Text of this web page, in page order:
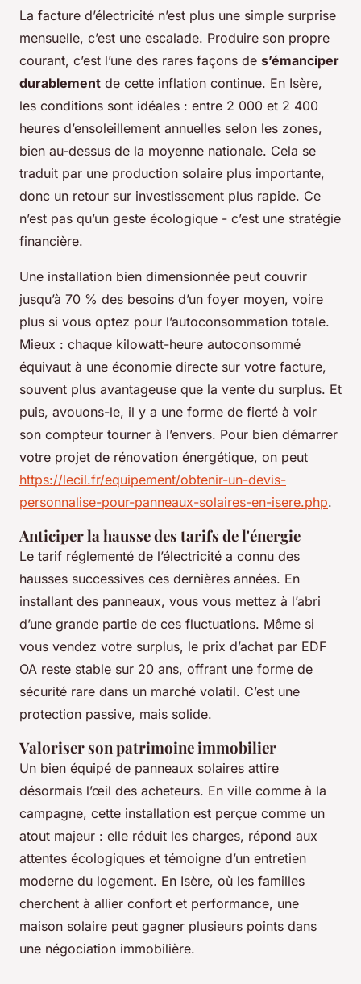
La facture d’électricité n’est plus une simple surprise
mensuelle, c’est une escalade. Produire son propre
courant, c’est l’une des rares façons de s’émanciper
durablement de cette inflation continue. En Isère,
les conditions sont idéales : entre 2 000 et 2 400
heures d’ensoleillement annuelles selon les zones,
bien au-dessus de la moyenne nationale. Cela se
traduit par une production solaire plus importante,
donc un retour sur investissement plus rapide. Ce
n’est pas qu’un geste écologique - c’est une stratégie
financière.
Une installation bien dimensionnée peut couvrir
jusqu’à 70 % des besoins d’un foyer moyen, voire
plus si vous optez pour l’autoconsommation totale.
Mieux : chaque kilowatt-heure autoconsommé
équivaut à une économie directe sur votre facture,
souvent plus avantageuse que la vente du surplus. Et
puis, avouons-le, il y a une forme de fierté à voir
son compteur tourner à l’envers. Pour bien démarrer
votre projet de rénovation énergétique, on peut
https://lecil.fr/equipement/obtenir-un-devis-
personnalise-pour-panneaux-solaires-en-isere.php.
Anticiper la hausse des tarifs de l'énergie
Le tarif réglementé de l’électricité a connu des
hausses successives ces dernières années. En
installant des panneaux, vous vous mettez à l’abri
d’une grande partie de ces fluctuations. Même si
vous vendez votre surplus, le prix d’achat par EDF
OA reste stable sur 20 ans, offrant une forme de
sécurité rare dans un marché volatil. C’est une
protection passive, mais solide.
Valoriser son patrimoine immobilier
Un bien équipé de panneaux solaires attire
désormais l’œil des acheteurs. En ville comme à la
campagne, cette installation est perçue comme un
atout majeur : elle réduit les charges, répond aux
attentes écologiques et témoigne d’un entretien
moderne du logement. En Isère, où les familles
cherchent à allier confort et performance, une
maison solaire peut gagner plusieurs points dans
une négociation immobilière.